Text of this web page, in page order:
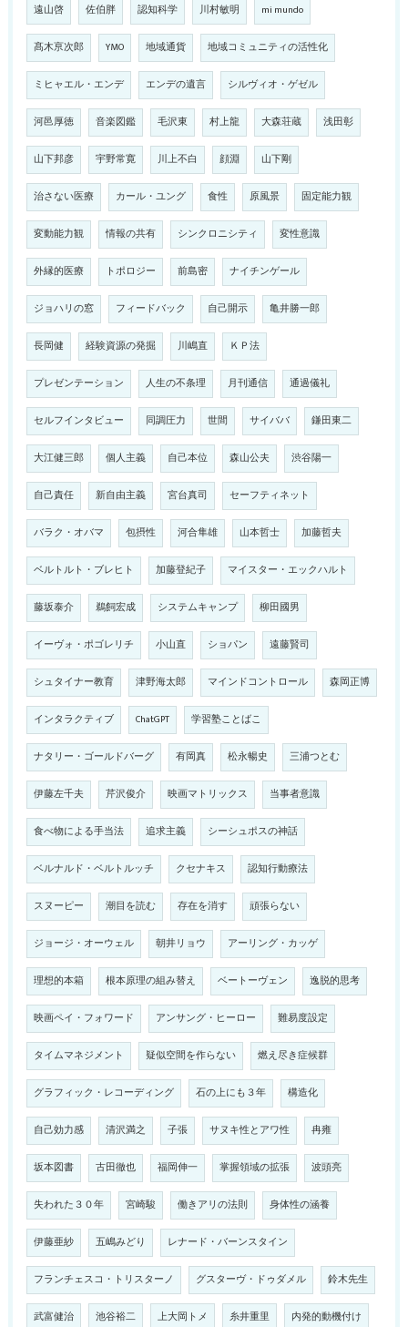
遠山啓 佐伯胖 認知科学 川村敏明 mi mundo
髙木亰次郎 YMO 地域通貨 地域コミュニティの活性化
ミヒャエル・エンデ エンデの遺言 シルヴィオ・ゲゼル
河邑厚徳 音楽図鑑 毛沢東 村上龍 大森荘蔵 浅田彰
山下邦彦 宇野常寛 川上不白 顔淵 山下剛
治さない医療 カール・ユング 食性 原風景 固定能力観
変動能力観 情報の共有 シンクロニシティ 変性意識
外縁的医療 トポロジー 前島密 ナイチンゲール
ジョハリの窓 フィードバック 自己開示 亀井勝一郎
長岡健 経験資源の発掘 川嶋直 ＫＰ法
プレゼンテーション 人生の不条理 月刊通信 通過儀礼
セルフインタビュー 同調圧力 世間 サイババ 鎌田東二
大江健三郎 個人主義 自己本位 森山公夫 渋谷陽一
自己責任 新自由主義 宮台真司 セーフティネット
バラク・オバマ 包摂性 河合隼雄 山本哲士 加藤哲夫
ベルトルト・ブレヒト 加藤登紀子 マイスター・エックハルト
藤坂泰介 鵜飼宏成 システムキャンプ 柳田國男
イーヴォ・ポゴレリチ 小山直 ショパン 遠藤賢司
シュタイナー教育 津野海太郎 マインドコントロール 森岡正博
インタラクティブ ChatGPT 学習塾ことばこ
ナタリー・ゴールドバーグ 有岡真 松永暢史 三浦つとむ
伊藤左千夫 芹沢俊介 映画マトリックス 当事者意識
食べ物による手当法 追求主義 シーシュポスの神話
ベルナルド・ベルトルッチ クセナキス 認知行動療法
スヌーピー 潮目を読む 存在を消す 頑張らない
ジョージ・オーウェル 朝井リョウ アーリング・カッゲ
理想的本箱 根本原理の組み替え ベートーヴェン 逸脱的思考
映画ペイ・フォワード アンサング・ヒーロー 難易度設定
タイムマネジメント 疑似空間を作らない 燃え尽き症候群
グラフィック・レコーディング 石の上にも３年 構造化
自己効力感 清沢満之 子張 サヌキ性とアワ性 冉雍
坂本図書 古田徹也 福岡伸一 掌握領域の拡張 波頭亮
失われた３０年 宮崎駿 働きアリの法則 身体性の涵養
伊藤亜紗 五嶋みどり レナード・バーンスタイン
フランチェスコ・トリスターノ グスターヴ・ドゥダメル 鈴木先生
武富健治 池谷裕二 上大岡トメ 糸井重里 内発的動機付け